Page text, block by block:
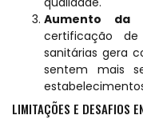
Aumento da
certificação
sanitárias gera
sentem mais
LIMITAÇÕES E DESAFIOS